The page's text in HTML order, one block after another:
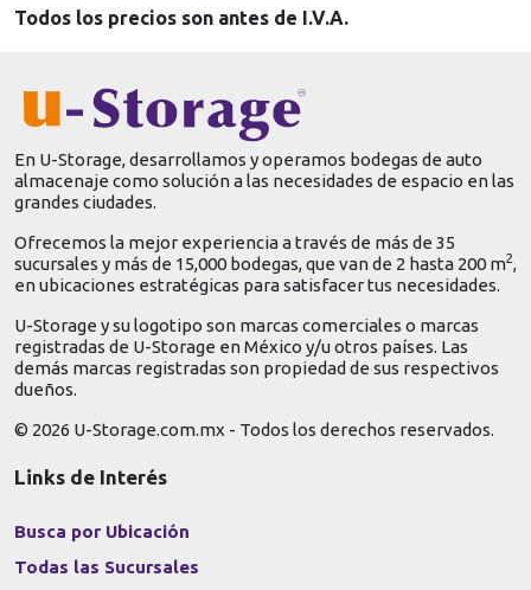
Todos los precios son antes de I.V.A.
En U-Storage, desarrollamos y operamos bodegas de auto
almacenaje como solución a las necesidades de espacio en las
grandes ciudades.
Ofrecemos la mejor experiencia a través de más de 35
sucursales y más de 15,000 bodegas, que van de 2 hasta 200 m2,
en ubicaciones estratégicas para satisfacer tus necesidades.
U-Storage y su logotipo son marcas comerciales o marcas
registradas de U-Storage en México y/u otros países. Las
demás marcas registradas son propiedad de sus respectivos
dueños.
© 2026 U-Storage.com.mx - Todos los derechos reservados.
Links de Interés
Busca por Ubicación
Todas las Sucursales